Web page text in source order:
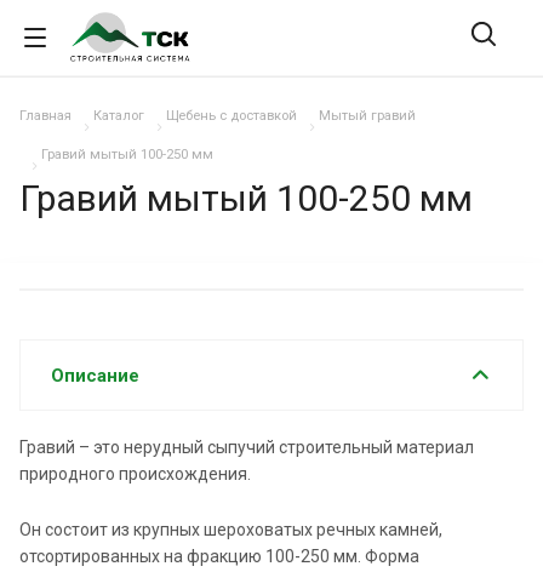
Главная Каталог Щебень с доставкой Мытый гравий
Гравий мытый 100-250 мм
Гравий мытый 100-250 мм
Описание
Гравий – это нерудный сыпучий строительный материал
природного происхождения.
Он состоит из крупных шероховатых речных камней,
отсортированных на фракцию 100-250 мм. Форма